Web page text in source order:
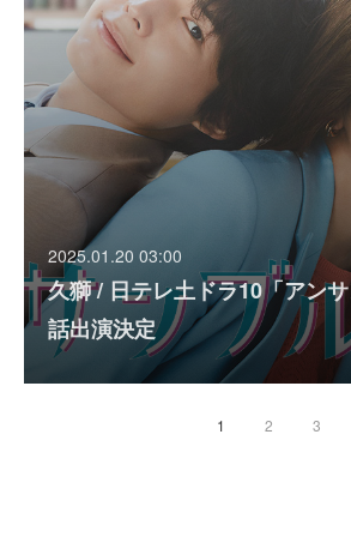
2025.01.20 03:00
久獅 / 日テレ土ドラ10「アン
話出演決定
1 2 3